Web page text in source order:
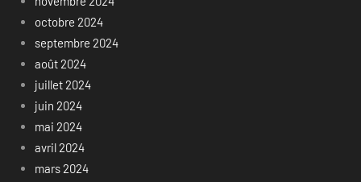
octobre 2024
septembre 2024
août 2024
juillet 2024
juin 2024
mai 2024
avril 2024
mars 2024